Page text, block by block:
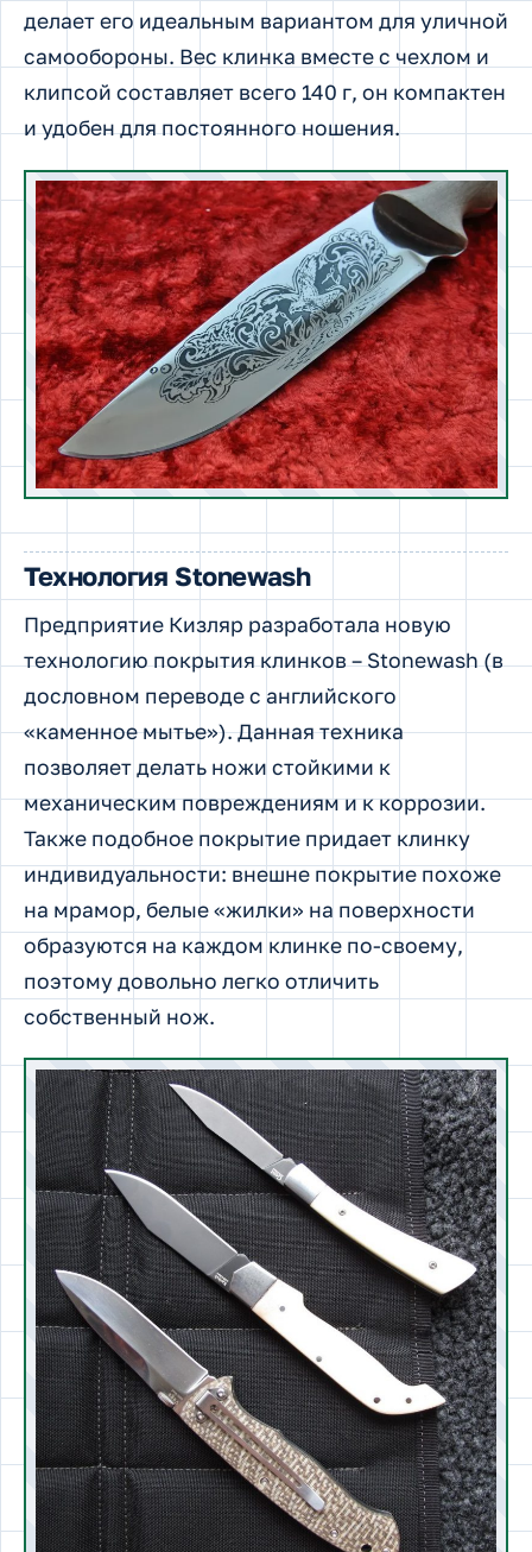
делает его идеальным вариантом для уличной
самообороны. Вес клинка вместе с чехлом и
клипсой составляет всего 140 г, он компактен
и удобен для постоянного ношения.
Технология Stonewash
Предприятие Кизляр разработала новую
технологию покрытия клинков – Stonewash (в
дословном переводе с английского
«каменное мытье»). Данная техника
позволяет делать ножи стойкими к
механическим повреждениям и к коррозии.
Также подобное покрытие придает клинку
индивидуальности: внешне покрытие похоже
на мрамор, белые «жилки» на поверхности
образуются на каждом клинке по-своему,
поэтому довольно легко отличить
собственный нож.